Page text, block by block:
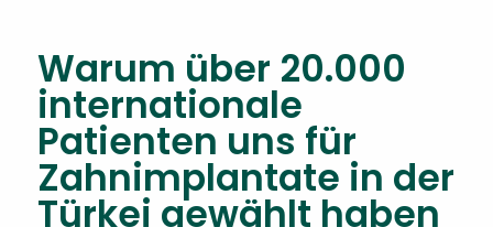
Warum über 20.000
internationale
Patienten uns für
Zahnimplantate in der
Türkei gewählt haben